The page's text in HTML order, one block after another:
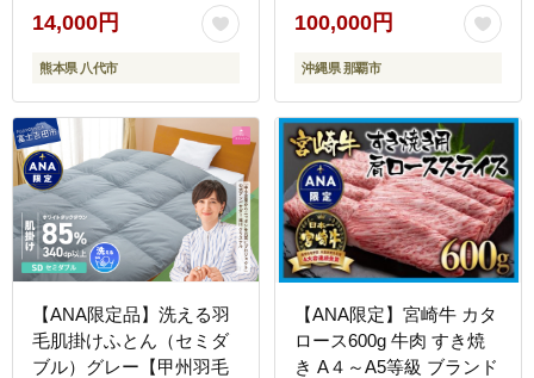
ュドビーフ ANA エイエ
14,000円
熊本県 八代市
100,000円
沖縄県 那覇市
【ANA限定品】洗える羽
毛肌掛けふとん（セミダ
ブル）グレー【甲州羽毛
【ANA限定】宮崎牛 カタ
ロース600g 牛肉 すき焼
き A４～A5等級 ブランド